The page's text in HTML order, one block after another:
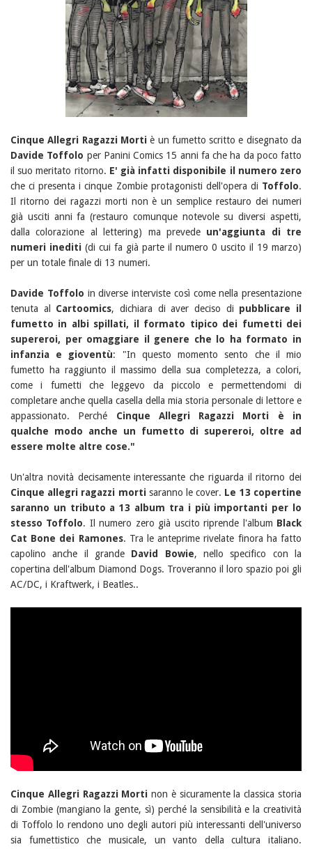
Cinque Allegri Ragazzi Mortiè un fumetto scritto e disegnato da
Davide Toffolo per Panini Comics 15 anni fa che ha da poco fatto
il suo meritato ritorno. E' già infatti disponibile il numero zero
che ci presenta i cinque Zombie protagonisti dell'opera di Toffolo.
Il ritorno dei ragazzi morti non è un semplice restauro dei numeri
già usciti anni fa (restauro comunque notevole su diversi aspetti,
dalla colorazione al lettering) ma prevede un'aggiunta di tre
numeri inediti (di cui fa già parte il numero 0 uscito il 19 marzo)
per un totale finale di 13 numeri.
Davide Toffolo in diverse interviste così come nella presentazione
tenuta al Cartoomics, dichiara di aver deciso di pubblicare il
fumetto in albi spillati, il formato tipico dei fumetti dei
supereroi, per omaggiare il genere che lo ha formato in
infanzia e gioventù: "In questo momento sento che il mio
fumetto ha raggiunto il massimo della sua completezza, a colori,
come i fumetti che leggevo da piccolo e permettendomi di
completare anche quella casella della mia storia personale di lettore e
appassionato. Perché Cinque Allegri Ragazzi Morti è in
qualche modo anche un fumetto di supereroi, oltre ad
essere molte altre cose."
Un'altra novità decisamente interessante che riguarda il ritorno dei
Cinque allegri ragazzi mortisaranno le cover. Le 13 copertine
saranno un tributo a 13 album tra i più importanti per lo
stesso Toffolo. Il numero zero già uscito riprende l'album Black
Cat Bone dei Ramones. Tra le anteprime rivelate finora ha fatto
capolino anche il grande David Bowie, nello specifico con la
copertina dell'album Diamond Dogs. Troveranno il loro spazio poi gli
AC/DC, i Kraftwerk, i Beatles..
Cinque Allegri Ragazzi Morti non è sicuramente la classica storia
di Zombie (mangiano la gente, sì) perché la sensibilità e la creatività
di Toffolo lo rendono uno degli autori più interessanti dell'universo
sia fumettistico che musicale, un vanto della cultura italiano.